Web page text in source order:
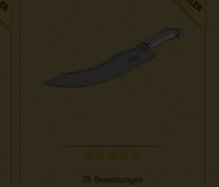
28 Bewertungen